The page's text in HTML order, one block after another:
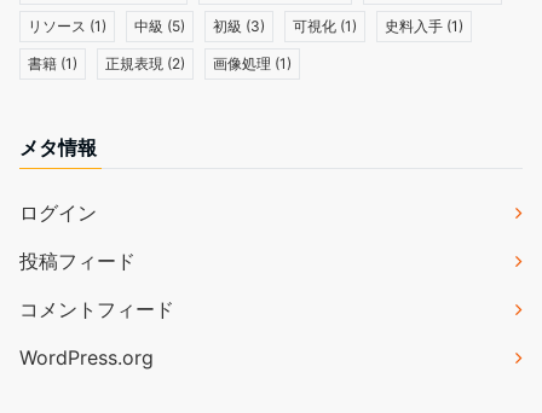
リソース (1) 中級 (5) 初級 (3) 可視化 (1) 史料入手 (1)
書籍 (1) 正規表現 (2) 画像処理 (1)
メタ情報
ログイン
投稿フィード
コメントフィード
WordPress.org